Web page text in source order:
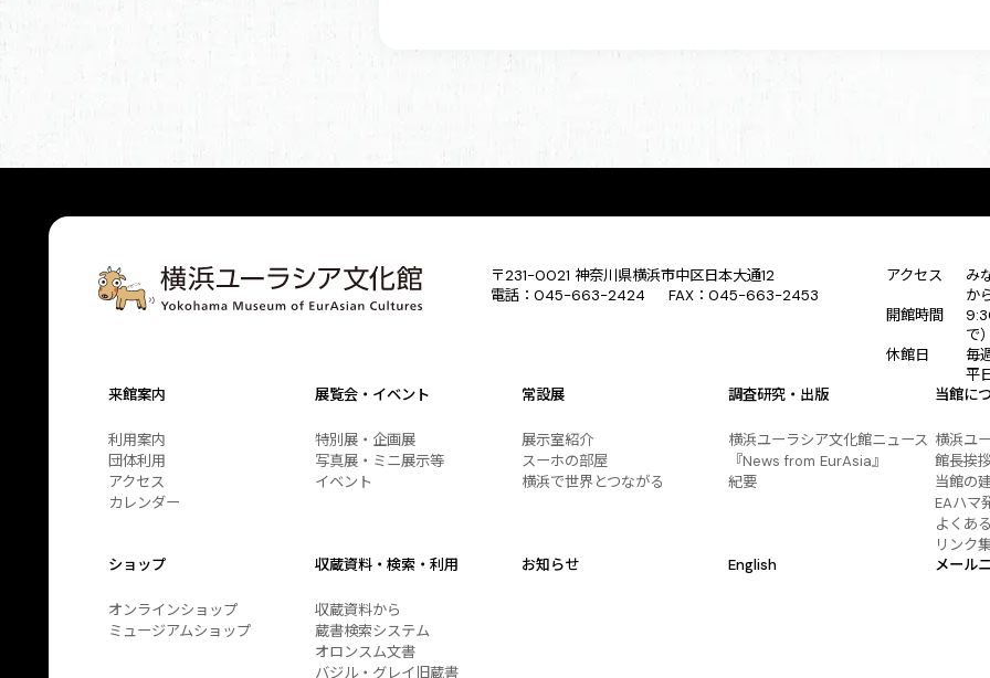
〒231-0021 神奈川県横浜市中区日本大通12
電話：045-663-2424 FAX：045-663-2453
アクセス
み
か
開館時間
で
休館日
毎
平
来館案内
利用案内
団体利用
アクセス
カレンダー
展覧会・イベント
特別展・企画展
写真展・ミニ展示等
イベント
常設展
展示室紹介
スーホの部屋
横浜で世界とつながる
調査研究・出版
横浜ユーラシア文化館ニュース
『News from EurAsia』
紀要
当館に
横浜ユ
館長挨
当館の
EAハマ
よくあ
リンク
ショップ
オンラインショップ
ミュージアムショップ
収蔵資料・検索・利用
収蔵資料から
蔵書検索システム
オロンスム文書
バジル・グレイ旧蔵書
お知らせ English メール